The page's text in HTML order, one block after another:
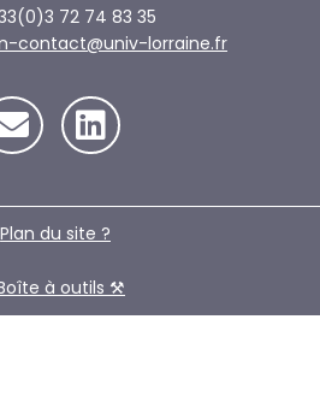
72 74 83 35
contact@univ-lorraine.fr
Plan du site ?️
à outils ⚒️